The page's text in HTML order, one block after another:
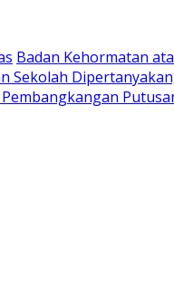
Badan Kehormatan
Sekolah